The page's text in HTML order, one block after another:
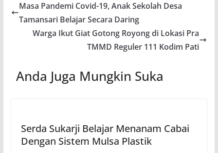
Masa Pandemi Covid-19, Anak Sekolah Desa
Tamansari Belajar Secara Daring
Warga Ikut Giat Gotong Royong di Lokasi Pra
TMMD Reguler 111 Kodim Pati
Anda Juga Mungkin Suka
Serda Sukarji Belajar Menanam Cabai
Dengan Sistem Mulsa Plastik